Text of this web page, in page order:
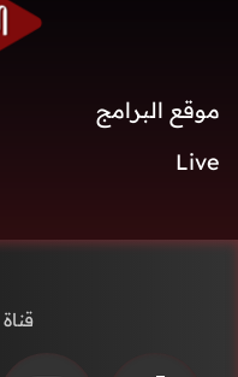
موقع البرامج
Live